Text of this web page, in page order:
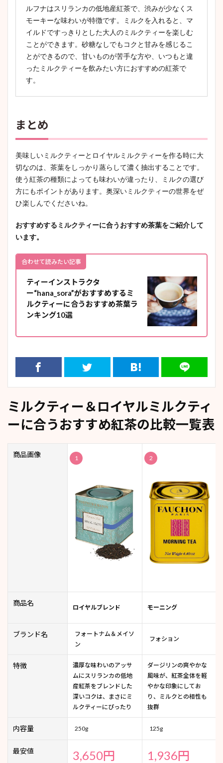
ルフナはスリランカの低地産紅茶で、渋みが少なくス
モーキーな味わいが特徴です。ミルクを入れると、マ
イルドですっきりとした大人のミルクティーを楽しむ
ことができます。砂糖なしでもコクと甘みを感じるこ
とができるので、甘いものが苦手な方や、いつもと違
ったミルクティーを飲みたい方におすすめの紅茶で
す。
まとめ
美味しいミルクティーとロイヤルミルクティーを作る時に大
切なのは、茶葉をしっかり蒸らして濃く抽出することです。
使う紅茶の種類によっても味わいが違ったり、ミルクの選び
方にもポイントがあります。奥深いミルクティーの世界をぜ
ひ楽しんでくださいね。
おすすめするミルクティーに合うおすすめ茶葉をご紹介して
います。
合わせて読みたい記事
ティーインストラクタ
ー“hana_sora”がおすすめするミ
ルクティーに合うおすすめ茶葉ラ
ンキング10選
ミルクティー＆ロイヤルミルクティ
ーに合うおすすめ紅茶の比較一覧表
商品画像 1 2
商品名
ロイヤルブレンド モーニング
ブランド名
フォートナム＆メイソ
ン
フォション
特徴
濃厚な味わいのアッサ
ムにスリランカの低地
産紅茶をブレンドした
深いコクは、まさにミ
ルクティーにぴったり
ダージリンの爽やかな
風味が、紅茶全体を軽
やかな印象にしてお
り、ミルクとの相性も
抜群
内容量 250g 125g
最安値 3,650円 1,936円